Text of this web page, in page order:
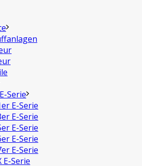
Serie
E-Serie
E-Serie
E-Serie
E-Serie
E-Serie
E-Serie